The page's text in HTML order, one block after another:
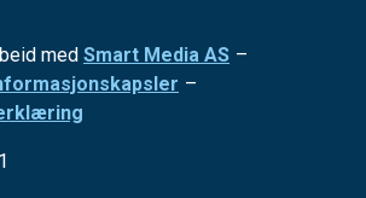
med Smart Media AS –
–